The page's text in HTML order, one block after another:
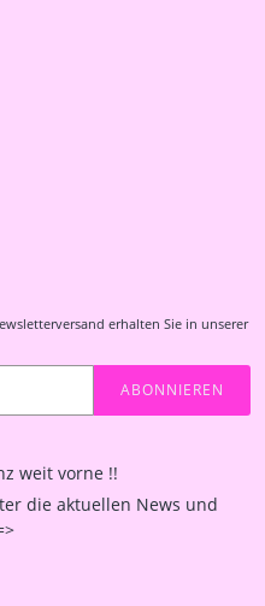
erhalten Sie in unserer
ABONNIEREN
weit vorne !!
die aktuellen News und